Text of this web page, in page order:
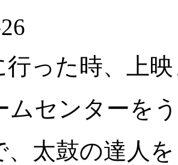
行った時、上
ムセンターを
、太鼓の達人